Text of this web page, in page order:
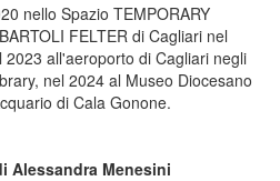
nello Spazio TEMPORARY
FELTER di Cagliari nel
all'aeroporto di Cagliari negli
nel 2024 al Museo Diocesano
di Cala Gonone.
Alessandra Menesini